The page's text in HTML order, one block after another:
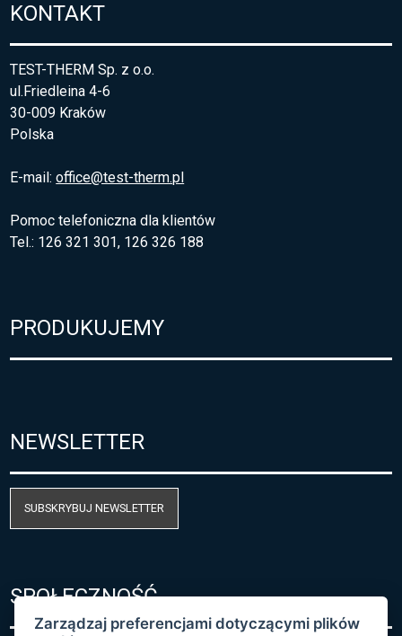
KONTAKT
TEST-THERM Sp. z o.o.
ul.Friedleina 4-6
30-009 Kraków
Polska
E-mail:office@test-therm.pl
Pomoc telefoniczna dla klientów
Tel.: 126 321 301, 126 326 188
PRODUKUJEMY
NEWSLETTER
SUBSKRYBUJ NEWSLETTER
SPOŁECZNOŚĆ
Zarządzaj preferencjami dotyczącymi plików